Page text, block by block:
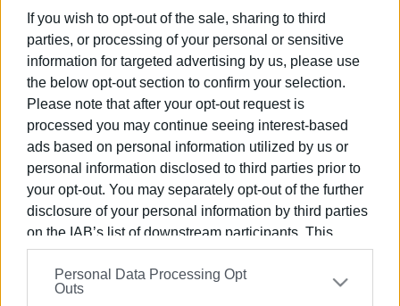
If you wish to opt-out of the sale, sharing to third
parties, or processing of your personal or sensitive
information for targeted advertising by us, please use
the below opt-out section to confirm your selection.
Please note that after your opt-out request is
processed you may continue seeing interest-based
ads based on personal information utilized by us or
personal information disclosed to third parties prior to
your opt-out. You may separately opt-out of the further
disclosure of your personal information by third parties
on the IAB’s list of downstream participants. This
information may also be disclosed by us to third parties
on theIAB’s List of Downstream Participants
that may
further disclose it to other third parties.
Personal Data Processing Opt
Outs
Ακολουθήστε το enimerosi στο Facebook
Συνδρομητές στο e-paper